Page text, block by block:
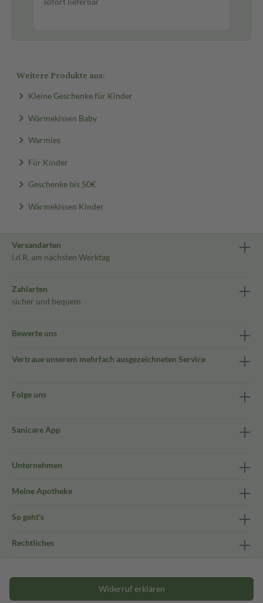
Weitere Produkte aus:
Kleine Geschenke für Kinder
Wärmekissen Baby
Warmies
Für Kinder
Geschenke bis 50€
Wärmekissen Kinder
Versandarten
i.d.R. am nächsten Werktag
Zahlarten
sicher und bequem
Bewerte uns
Vertraue unserem mehrfach ausgezeichneten Service
Folge uns
Sanicare App
Unternehmen
Meine Apotheke
So geht's
Rechtliches
Widerruf erklären